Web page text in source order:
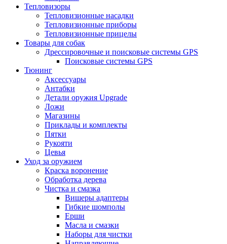
Тепловизоры
Тепловизионные насадки
Тепловизионные приборы
Тепловизионные прицелы
Товары для собак
Дрессировочные и поисковые системы GPS
Поисковые системы GPS
Тюнинг
Аксессуары
Антабки
Детали оружия Upgrade
Ложи
Магазины
Приклады и комплекты
Пятки
Рукояти
Цевья
Уход за оружием
Краска воронение
Обработка дерева
Чистка и смазка
Вишеры адаптеры
Гибкие шомполы
Ерши
Масла и смазки
Наборы для чистки